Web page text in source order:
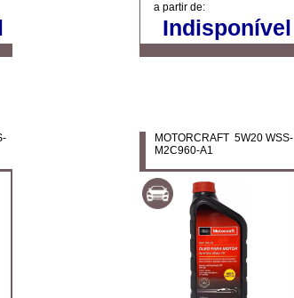
a partir de:
Indisponível
MOTORCRAFT 5W20 WSS-
M2C960-A1